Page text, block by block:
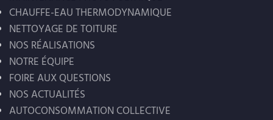
CHAUFFE-EAU THERMODYNAMIQUE
NETTOYAGE DE TOITURE
NOS RÉALISATIONS
NOTRE ÉQUIPE
FOIRE AUX QUESTIONS
NOS ACTUALITÉS
AUTOCONSOMMATION COLLECTIVE